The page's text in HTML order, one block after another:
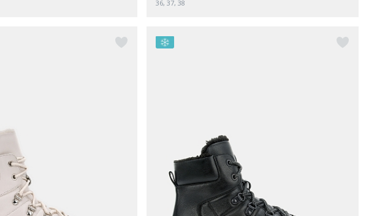
36, 37, 38